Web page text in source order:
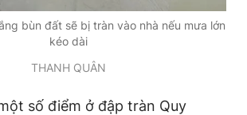
bùn đất sẽ bị tràn vào nhà nếu mưa lớn
kéo dài
THANH QUÂN
số điểm ở đập tràn Quy